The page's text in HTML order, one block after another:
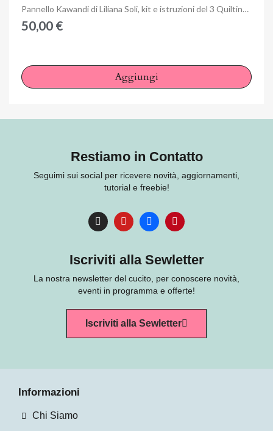
Anteprima Pannello Kawandi di Liliana Soli, kit e istruzioni del 3 Quilting Days di Milano
50,00 €
Aggiungi
Restiamo in Contatto
Seguimi sui social per ricevere novità, aggiornamenti,
tutorial e freebie!
Iscriviti alla Sewletter
La nostra newsletter del cucito, per conoscere novità,
eventi in programma e offerte!
Iscriviti alla Sewletter
Informazioni
Chi Siamo